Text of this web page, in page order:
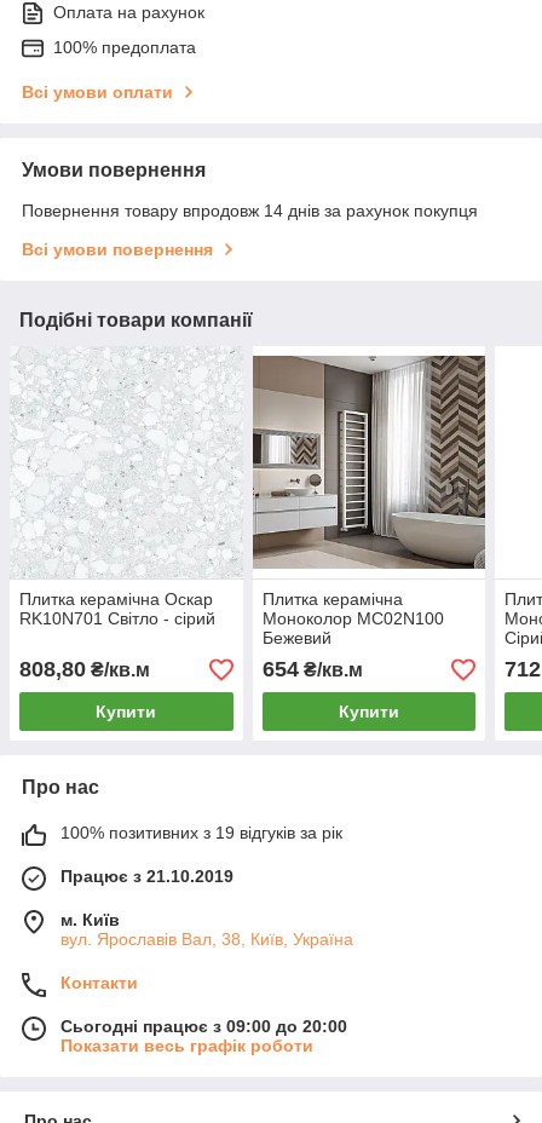
Оплата на рахунок
100% предоплата
Всі умови оплати
Умови повернення
Повернення товару впродовж 14 днів за рахунок покупця
Всі умови повернення
Подібні товари компанії
Плитка керамічна Оскар
RK10N701 Світло - сірий
808,80 ₴/кв.м
Купити
Плитка керамічна
Моноколор MC02N100
Бежевий
654₴/кв.м
Купити
Про нас
100% позитивних з 19 відгуків за рік
Працює з 21.10.2019
м. Київ
вул. Ярославів Вал, 38, Київ, Україна
Контакти
Сьогодні працює з 09:00 до 20:00
Показати весь графік роботи